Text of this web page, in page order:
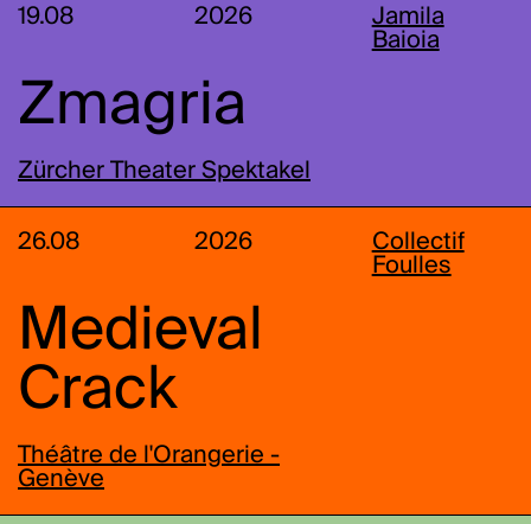
19.08 2026
Jamila
Baioia
Zmagria
Zürcher Theater Spektakel
26.08 2026
Collectif
Foulles
Medieval
Crack
Théâtre de l'Orangerie -
Genève